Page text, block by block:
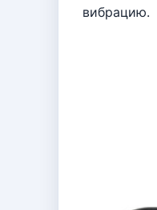
вибрацию.